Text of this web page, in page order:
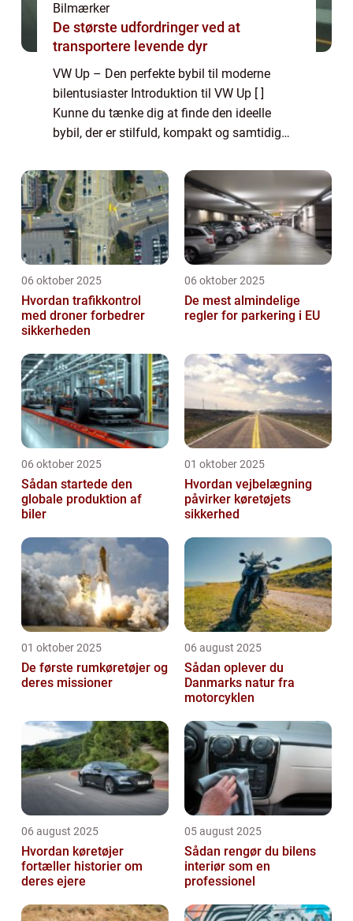
Bilmærker
De største udfordringer ved at
transportere levende dyr
VW Up – Den perfekte bybil til moderne
bilentusiaster Introduktion til VW Up [ ]
Kunne du tænke dig at finde den ideelle
bybil, der er stilfuld, kompakt og samtidig
Up det oplagte valg for dig. VW Up, so...
06 oktober 2025
Hvordan trafikkontrol
med droner forbedrer
sikkerheden
06 oktober 2025
De mest almindelige
regler for parkering i EU
06 oktober 2025
Sådan startede den
globale produktion af
biler
01 oktober 2025
Hvordan vejbelægning
påvirker køretøjets
sikkerhed
01 oktober 2025
De første rumkøretøjer og
deres missioner
06 august 2025
Sådan oplever du
Danmarks natur fra
motorcyklen
06 august 2025
Hvordan køretøjer
fortæller historier om
deres ejere
05 august 2025
Sådan rengør du bilens
interiør som en
professionel